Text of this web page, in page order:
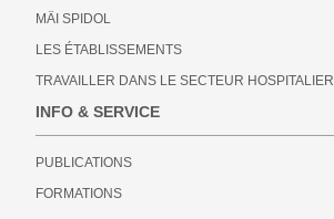
MÄI SPIDOL
LES ÉTABLISSEMENTS
TRAVAILLER DANS LE SECTEUR HOSPITALIER
INFO & SERVICE
PUBLICATIONS
FORMATIONS